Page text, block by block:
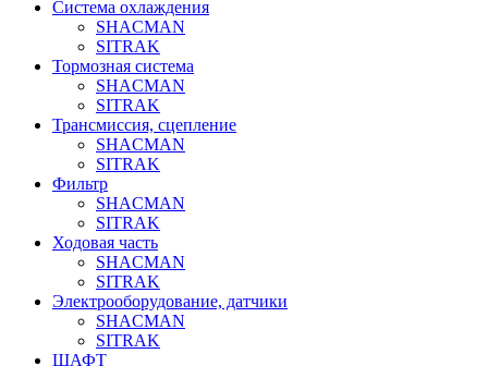
Система охлаждения
SHACMAN
SITRAK
Тормозная система
SHACMAN
SITRAK
Трансмиссия, сцепление
SHACMAN
SITRAK
Фильтр
SHACMAN
SITRAK
Ходовая часть
SHACMAN
SITRAK
Электрооборудование, датчики
SHACMAN
SITRAK
ШАФТ